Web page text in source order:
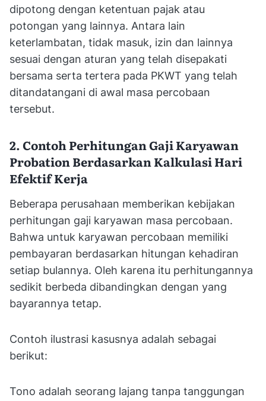
dipotong dengan ketentuan pajak atau
potongan yang lainnya. Antara lain
keterlambatan, tidak masuk, izin dan lainnya
sesuai dengan aturan yang telah disepakati
bersama serta tertera pada PKWT yang telah
ditandatangani di awal masa percobaan
tersebut.
2. Contoh Perhitungan Gaji Karyawan
Probation Berdasarkan Kalkulasi Hari
Efektif Kerja
Beberapa perusahaan memberikan kebijakan
perhitungan gaji karyawan masa percobaan.
Bahwa untuk karyawan percobaan memiliki
pembayaran berdasarkan hitungan kehadiran
setiap bulannya. Oleh karena itu perhitungannya
sedikit berbeda dibandingkan dengan yang
bayarannya tetap.
Contoh ilustrasi kasusnya adalah sebagai
berikut:
Tono adalah seorang lajang tanpa tanggungan